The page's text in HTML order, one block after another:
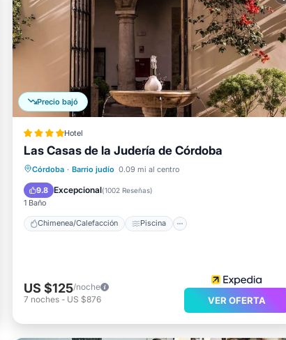
que se indican más abajo en las instalaciones o
Precio bajó
Hotel
Las Casas de la Judería de Córdoba
Córdoba · Barrio judío 0.09 mi al centro
9.8 Excepcional(1002 Reseñas)
1 Baño
Chimenea/Calefacción Piscina
Chimenea/Calefacción
Piscina
Balcón/Terraza
US $125/noche
7 noches - US $876 VER OFERTA